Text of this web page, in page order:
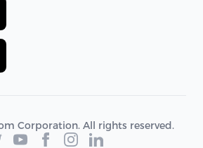
Corporation. All rights reserved.